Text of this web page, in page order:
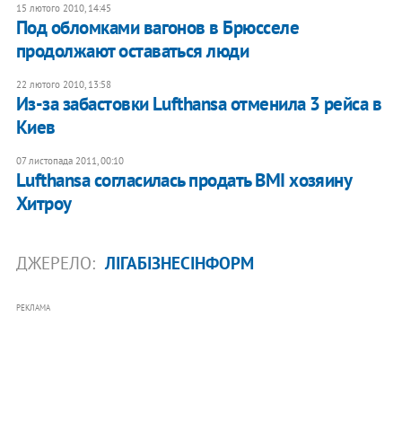
15 лютого 2010, 14:45
Под обломками вагонов в Брюсселе
продолжают оставаться люди
22 лютого 2010, 13:58
Из-за забастовки Lufthansa отменила 3 рейса в
Киев
07 листопада 2011, 00:10
Lufthansa согласилась продать BMI хозяину
Хитроу
ДЖЕРЕЛО: ЛІГАБІЗНЕСІНФОРМ
РЕКЛАМА